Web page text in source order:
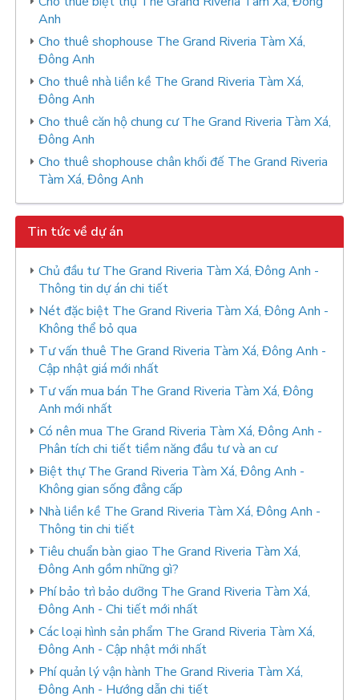
Anh
Cho thuê shophouse The Grand Riveria Tàm Xá,
Đông Anh
Cho thuê nhà liền kề The Grand Riveria Tàm Xá,
Đông Anh
Cho thuê căn hộ chung cư The Grand Riveria Tàm Xá,
Đông Anh
Cho thuê shophouse chân khối đế The Grand Riveria
Tàm Xá, Đông Anh
Tin tức về dự án
Chủ đầu tư The Grand Riveria Tàm Xá, Đông Anh -
Thông tin dự án chi tiết
Nét đặc biệt The Grand Riveria Tàm Xá, Đông Anh -
Không thể bỏ qua
Tư vấn thuê The Grand Riveria Tàm Xá, Đông Anh -
Cập nhật giá mới nhất
Tư vấn mua bán The Grand Riveria Tàm Xá, Đông
Anh mới nhất
Có nên mua The Grand Riveria Tàm Xá, Đông Anh -
Phân tích chi tiết tiềm năng đầu tư và an cư
Biệt thự The Grand Riveria Tàm Xá, Đông Anh -
Không gian sống đẳng cấp
Nhà liền kề The Grand Riveria Tàm Xá, Đông Anh -
Thông tin chi tiết
Tiêu chuẩn bàn giao The Grand Riveria Tàm Xá,
Đông Anh gồm những gì?
Phí bảo trì bảo dưỡng The Grand Riveria Tàm Xá,
Đông Anh - Chi tiết mới nhất
Các loại hình sản phẩm The Grand Riveria Tàm Xá,
Đông Anh - Cập nhật mới nhất
Phí quản lý vận hành The Grand Riveria Tàm Xá,
Đông Anh - Hướng dẫn chi tiết